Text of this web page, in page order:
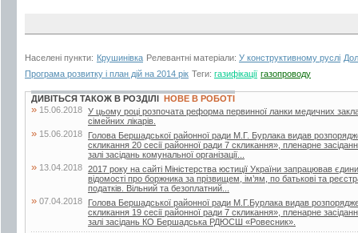
Населені пункти: Крушинівка Релевантні матеріали: У конструктивному руслі
Програма розвитку і план дій на 2014 рік Теги: газифікації газопроводу
ДИВІТЬСЯ ТАКОЖ В РОЗДІЛІ НОВЕ В РОБОТІ
» 15.06.2018 У цьому році розпочата реформа первинної ланки медичних
сімейних лікарів.
» 15.06.2018
Голова Бершадської районної ради М.Г. Бурлака видав
скликання 20 сесії районної ради 7 скликання», пленарне
залі засідань комунальної організації...
» 13.04.2018 2017 року на сайті Міністерства юстиції України запрацював
відомості про боржника за прізвищем, ім’ям, по батькові та
податків. Вільний та безоплатний...
» 07.04.2018
Голова Бершадської районної ради М.Г.Бурлака видав
скликання 19 сесії районної ради 7 скликання», пленарне
залі засідань КО Бершадська РДЮСШ «Ровесник».